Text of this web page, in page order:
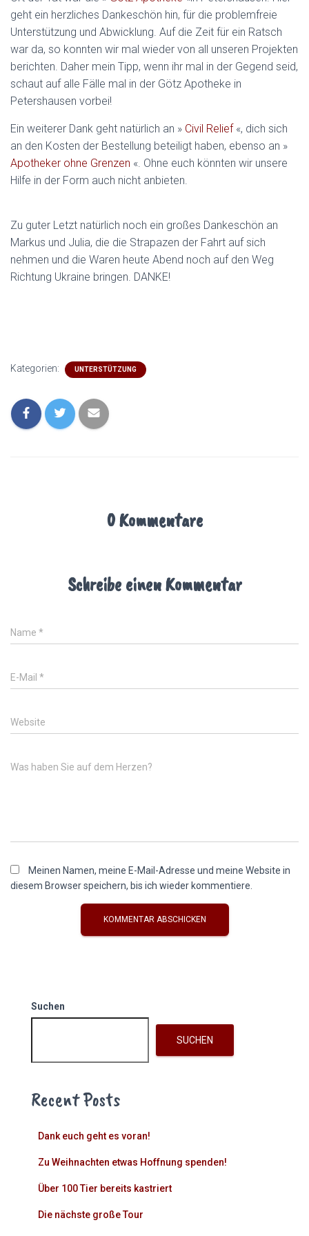
geht ein herzliches Dankeschön hin, für die problemfreie
Unterstützung und Abwicklung. Auf die Zeit für ein Ratsch
war da, so konnten wir mal wieder von all unseren Projekten
berichten. Daher mein Tipp, wenn ihr mal in der Gegend seid,
schaut auf alle Fälle mal in der Götz Apotheke in
Petershausen vorbei!
Ein weiterer Dank geht natürlich an » Civil Relief«, dich sich
an den Kosten der Bestellung beteiligt haben, ebenso an »
Apotheker ohne Grenzen «. Ohne euch könnten wir unsere
Hilfe in der Form auch nicht anbieten.
Zu guter Letzt natürlich noch ein großes Dankeschön an
Markus und Julia, die die Strapazen der Fahrt auf sich
nehmen und die Waren heute Abend noch auf den Weg
Richtung Ukraine bringen. DANKE!
Kategorien: UNTERSTÜTZUNG
0 Kommentare
Schreibe einen Kommentar
Name *
E-Mail *
Website
Was haben Sie auf dem Herzen?
Meinen Namen, meine E-Mail-Adresse und meine Website in
diesem Browser speichern, bis ich wieder kommentiere.
Suchen
SUCHEN
Recent Posts
Dank euch geht es voran!
Zu Weihnachten etwas Hoffnung spenden!
Über 100 Tier bereits kastriert
Die nächste große Tour